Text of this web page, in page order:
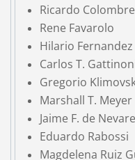
Ricardo
Rene Favarolo
Hilario
Carlos T.
Gregorio
Marshall T. Meyer
Jaime F. de
Eduardo Rabossi
Magdelena Ruiz